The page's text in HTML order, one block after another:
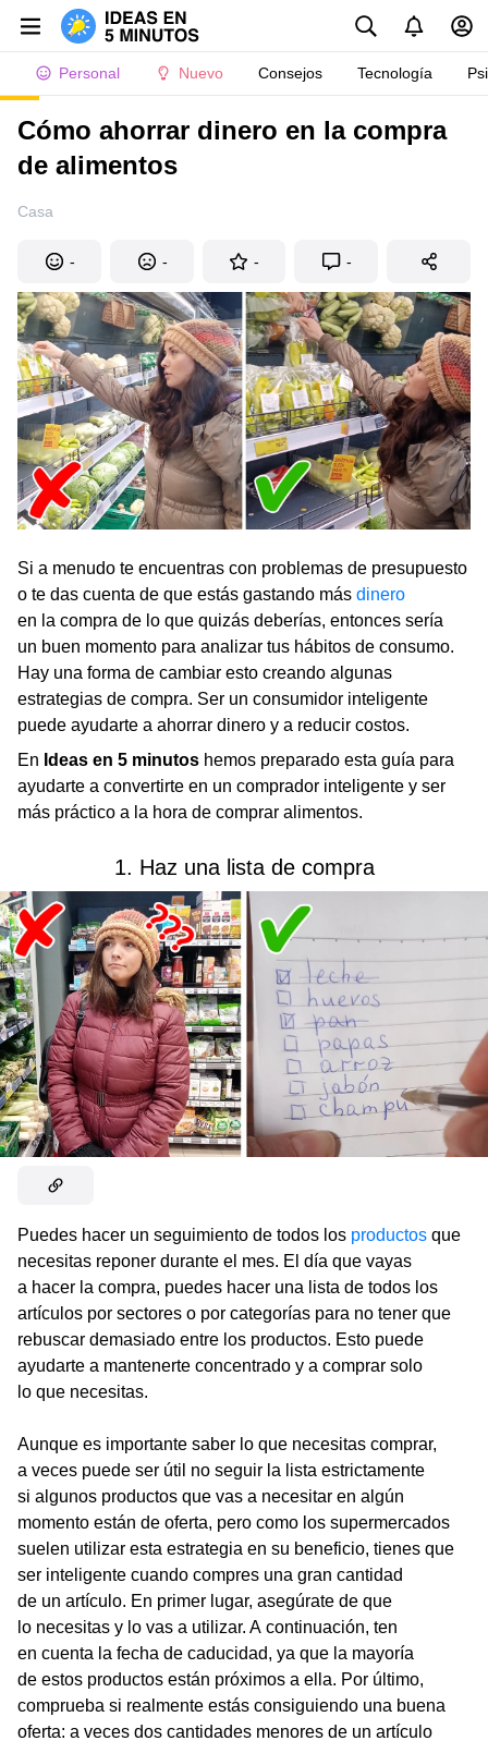
Personal Nuevo Consejos Tecnología
Cómo ahorrar dinero en la compra
de alimentos
Casa
- - - -
Si a menudo te encuentras con problemas de presupuesto
o te das cuenta de que estás gastando más dinero
en la compra de lo que quizás deberías, entonces sería
un buen momento para analizar tus hábitos de consumo.
Hay una forma de cambiar esto creando algunas
estrategias de compra. Ser un consumidor inteligente
puede ayudarte a ahorrar dinero y a reducir costos.
En Ideas en 5 minutos hemos preparado esta guía para
ayudarte a convertirte en un comprador inteligente y ser
más práctico a la hora de comprar alimentos.
1. Haz una lista de compra
Puedes hacer un seguimiento de todos los productos que
necesitas reponer durante el mes. El día que vayas
a hacer la compra, puedes hacer una lista de todos los
artículos por sectores o por categorías para no tener que
rebuscar demasiado entre los productos. Esto puede
ayudarte a mantenerte concentrado y a comprar solo
lo que necesitas.
Aunque es importante saber lo que necesitas comprar,
a veces puede ser útil no seguir la lista estrictamente
si algunos productos que vas a necesitar en algún
momento están de oferta, pero como los supermercados
suelen utilizar esta estrategia en su beneficio, tienes que
ser inteligente cuando compres una gran cantidad
de un artículo. En primer lugar, asegúrate de que
lo necesitas y lo vas a utilizar. A continuación, ten
en cuenta la fecha de caducidad, ya que la mayoría
de estos productos están próximos a ella. Por último,
comprueba si realmente estás consiguiendo una buena
oferta: a veces dos cantidades menores de un artículo